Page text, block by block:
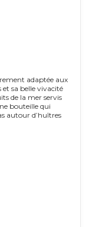
adaptée aux
sa belle vivacité
de la mer servis
bouteille qui
autour d’huîtres